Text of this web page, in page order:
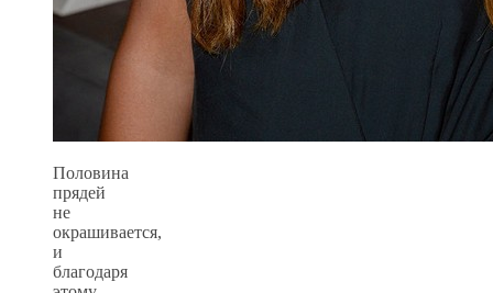
Половина
прядей
не
окрашивается,
и
благодаря